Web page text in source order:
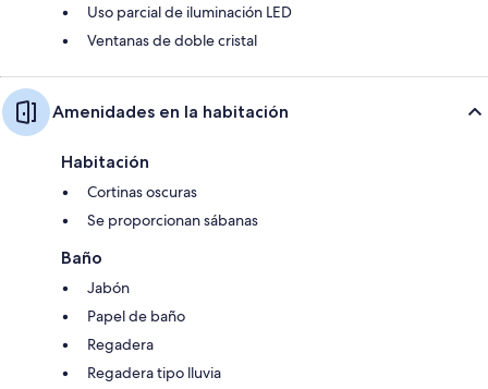
Uso parcial de iluminación LED
Ventanas de doble cristal
Amenidades en la habitación
Habitación
Cortinas oscuras
Se proporcionan sábanas
Baño
Jabón
Papel de baño
Regadera
Regadera tipo lluvia